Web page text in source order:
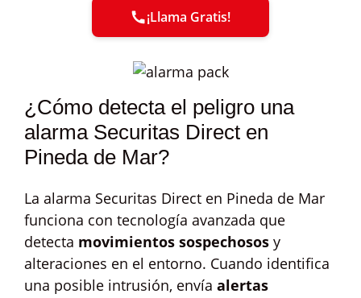
¡Llama Gratis!
¿Cómo detecta el peligro una
alarma Securitas Direct en
Pineda de Mar?
La alarma Securitas Direct en Pineda de Mar
funciona con tecnología avanzada que
detecta movimientos sospechosos y
alteraciones en el entorno. Cuando identifica
una posible intrusión, envía alertas